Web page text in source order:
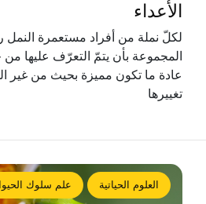
الأعداء
لكلّ نملة من أفراد مستعمرة النمل
المجموعة بأن يتمّ التعرّف عليها من
عادة ما تكون مميزة بحيث من غير
تغييرها
العلوم الحياتية علم سلوك